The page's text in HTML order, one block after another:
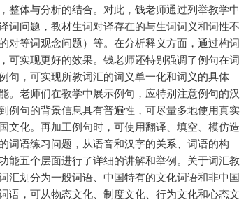
整体与分析的结合。对此，钱老师通过列举教学中
词问题，教材生词对译存在的与生词词义和词性不
对等词观念问题）等。在分析释义方面，通过构词
可实现更好的效果。钱老师还特别强调了例句在词
句，可实现所教词汇的词义单一化和词义的具体
。老师们在教学中展示例句，应特别注意例句的汉
例句的背景信息具有普遍性，可尽量多地使用真实
文化。再加工例句时，可使用翻译、填空、模仿造
词语练习问题，从语音和汉字的关系、词语的构
能五个层面进行了详细的讲解和举例。关于词汇教
汇划分为一般词语、中国特有的文化词语和非中国
语，可从物态文化、制度文化、行为文化和心态文